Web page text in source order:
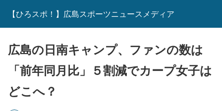
【ひろスポ！】広島スポーツニュースメディア
広島の日南キャンプ、ファンの数は
「前年同月比」５割減でカープ女子は
どこへ？